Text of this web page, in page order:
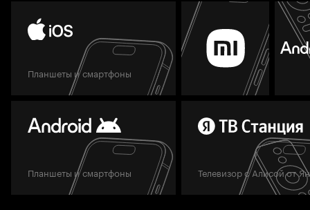
Планшеты и смартфоны
Планшеты и смартфоны Телевизор с Алисой от